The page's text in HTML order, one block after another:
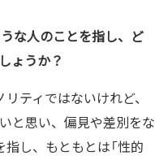
うな人のことを指し、ど
ょうか？
ティではないけれど、
と思い、偏見や差別をな
し、もともとは「性的